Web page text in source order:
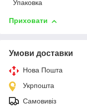
Упаковка
Приховати
Умови доставки
Нова Пошта
Укрпошта
Самовивіз